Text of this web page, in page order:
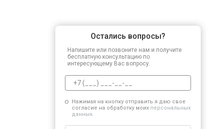
Остались вопросы?
Напишите или позвоните нам и получите
бесплатную консультацию по
интересующему Вас вопросу.
Нажимая на кнопку отправить я даю свое
согласие на обработку моих персональных
данных.